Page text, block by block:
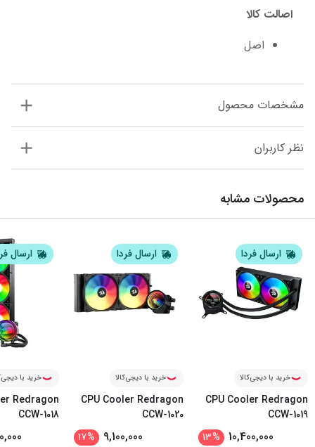
اصالت کالا
اصل
مشخصات محصول
نظر کاربران
محصولات مشابه
ارسال فردا
خرید با دیجی‌کالا
CPU Cooler Redragon
CCW-1019
10,400,000
%
13
ارسال فردا
خرید با دیجی‌کالا
CPU Cooler Redragon
CCW-1020
9,100,000
%
17
ارسال
خرید با
Redragon
CCW-1018